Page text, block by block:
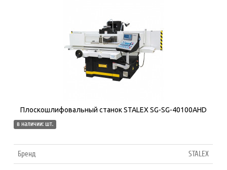
Плоскошлифовальный станок STALEX SG-SG-40100AHD
в наличии: шт.
Бренд STALEX